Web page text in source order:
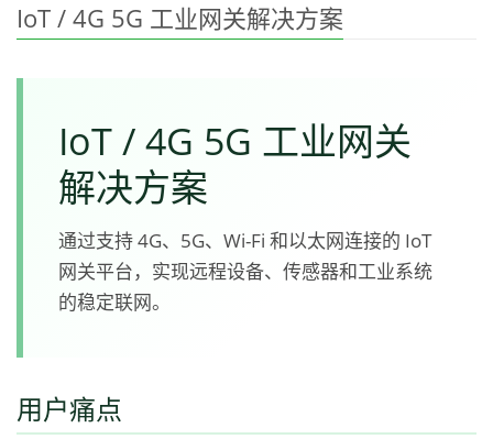
IoT / 4G 5G 工业网关解决方案
IoT / 4G 5G 工业网关
解决方案
通过支持 4G、5G、Wi-Fi 和以太网连接的 IoT
网关平台，实现远程设备、传感器和工业系统
的稳定联网。
用户痛点